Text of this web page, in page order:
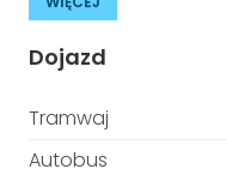
Dojazd
Tramwaj
Autobus